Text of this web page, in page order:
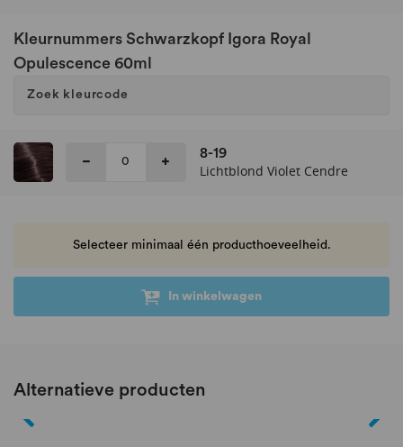
Kleurnummers Schwarzkopf Igora Royal
Opulescence 60ml
8-19
Lichtblond Violet Cendre
Selecteer minimaal één producthoeveelheid.
In winkelwagen
Alternatieve producten